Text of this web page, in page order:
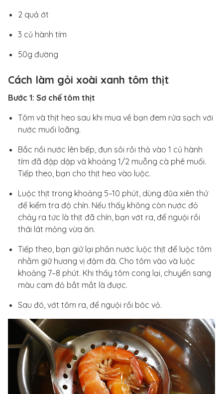
2 quả ớt
3 củ hành tím
50g đường
Cách làm gỏi xoài xanh tôm thịt
Bước 1: Sơ chế tôm thịt
Tôm và thịt heo sau khi mua về bạn đem rửa sạch với
nước muối loãng.
Bắc nồi nước lên bếp, đun sôi rồi thả vào 1 củ hành
tím đã đập dập và khoảng 1/2 muỗng cà phê muối.
Tiếp theo, bạn cho thịt heo vào luộc.
Luộc thịt trong khoảng 5–10 phút, dùng đũa xiên thử
để kiểm tra độ chín. Nếu thấy không còn nước đỏ
chảy ra tức là thịt đã chín, bạn vớt ra, để nguội rồi
thái lát mỏng vừa ăn.
Tiếp theo, bạn giữ lại phần nước luộc thịt để luộc tôm
nhằm giữ hương vị đậm đà. Cho tôm vào và luộc
khoảng 7–8 phút. Khi thấy tôm cong lại, chuyển sang
màu cam đỏ bắt mắt là được.
Sau đó, vớt tôm ra, để nguội rồi bóc vỏ.